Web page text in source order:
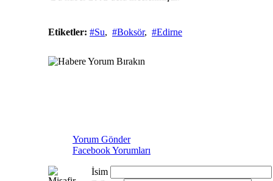
Etiketler: #Su, #Boksör, #Edirne
Yorum Gönder
Facebook Yorumları
İsim